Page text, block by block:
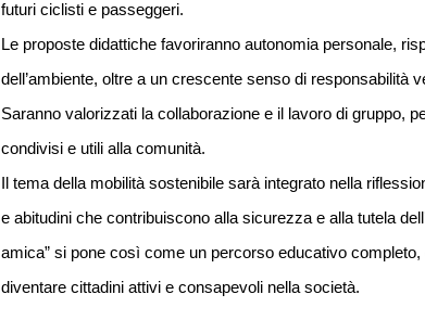
futuri ciclisti e passeggeri.
Le proposte didattiche favoriranno autonomia personale,
dell’ambiente, oltre a un crescente senso di responsabilità
Saranno valorizzati la collaborazione e il lavoro di gruppo,
condivisi e utili alla comunità.
Il tema della mobilità sostenibile sarà integrato nella
e abitudini che contribuiscono alla sicurezza e alla tutela
amica” si pone così come un percorso educativo
diventare cittadini attivi e consapevoli nella società.